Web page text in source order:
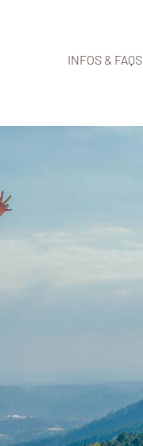
INFOS & FAQS